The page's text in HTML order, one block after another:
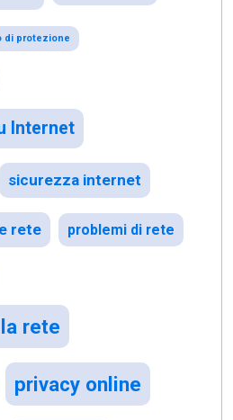
di protezione
Internet
sicurezza internet
rete problemi di rete
rete
privacy online